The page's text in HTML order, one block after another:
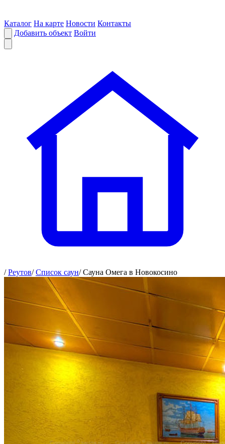
Каталог На карте Новости Контакты
Добавить объект Войти
/ Реутов/ Список саун/ Сауна Омега в Новокосино